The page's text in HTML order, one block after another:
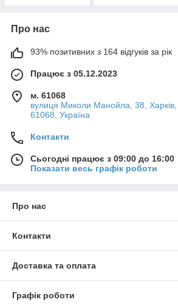
Про нас
93% позитивних з 164 відгуків за рік
Працює з 05.12.2023
м. 61068
вулиця Миколи Манойла, 38, Харків,
61068, Україна
Контакти
Сьогодні працює з 09:00 до 16:00
Показати весь графік роботи
Про нас
Контакти
Доставка та оплата
Графік роботи